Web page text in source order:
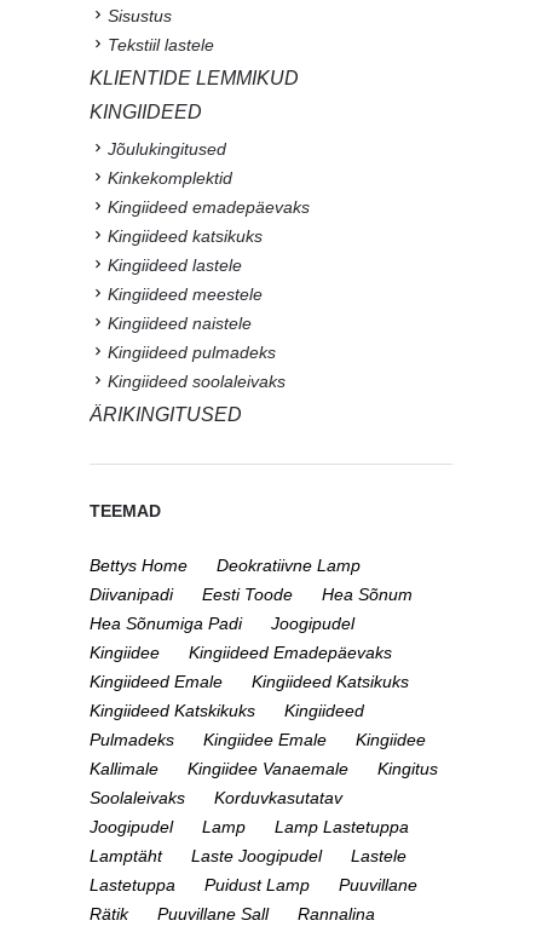
Sisustus
Tekstiil lastele
KLIENTIDE LEMMIKUD
KINGIIDEED
Jõulukingitused
Kinkekomplektid
Kingiideed emadepäevaks
Kingiideed katsikuks
Kingiideed lastele
Kingiideed meestele
Kingiideed naistele
Kingiideed pulmadeks
Kingiideed soolaleivaks
ÄRIKINGITUSED
TEEMAD
Bettys Home
Deokratiivne Lamp
Diivanipadi
Eesti Toode
Hea Sõnum
Hea Sõnumiga Padi
Joogipudel
Kingiidee
Kingiideed Emadepäevaks
Kingiideed Emale
Kingiideed Katsikuks
Kingiideed Katskikuks
Kingiideed
Pulmadeks
Kingiidee Emale
Kingiidee
Kallimale
Kingiidee Vanaemale
Kingitus
Soolaleivaks
Korduvkasutatav
Joogipudel
Lamp
Lamp Lastetuppa
Lamptäht
Laste Joogipudel
Lastele
Lastetuppa
Puidust Lamp
Puuvillane
Rätik
Puuvillane Sall
Rannalina